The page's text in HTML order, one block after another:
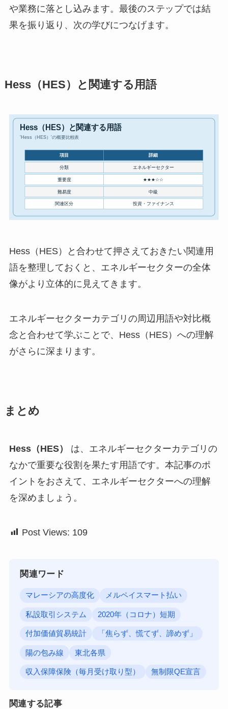
や業務に落とし込みます。最後のステップでは結
果を振り返り、次の学びにつなげます。
Hess（HES）と関連する用語
Hess（HES）と合わせて押さえておきたい関連用
語を整理しておくと、エネルギーセクターの全体
像がより立体的に見えてきます。
エネルギーセクターカテゴリの周辺用語や対比概
念と合わせて学ぶことで、Hess（HES）への理解
がさらに深まります。
まとめ
Hess（HES）
は、エネルギーセクターカテゴリの
なかで重要な役割を果たす用語です。本記事のポ
イントをおさえて、エネルギーセクターへの理解
を深めましょう。
Post Views: 109
関連ワード
マレーシアの高度化 メルペイスマート払い
私設取引システム 2020年（コロナ）短期
付加価値貿易統計 「焦らず、慌てず、諦めず」
陽の包み線 東北各県
収入保障保険（毎月受け取り型） 無制限QE宣言
関連する記事